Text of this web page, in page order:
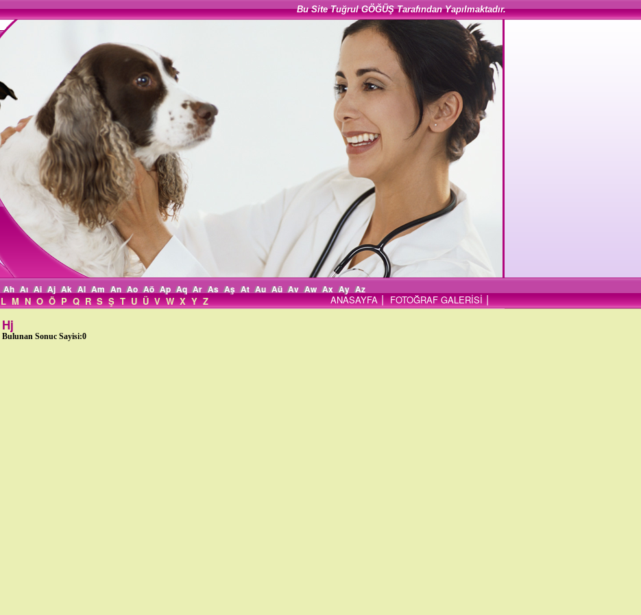
Bu Site Tuğrul GÖĞÜŞ Tarafından Yapılmaktadır.
Ah Aı Ai Aj Ak Al Am An Ao Aö Ap Aq Ar As Aş At Au Aü Av Aw Ax Ay Az
L M N O Ö P Q R S Ş T U Ü V W X Y Z ANASAYFA | FOTOĞRAF GALERİSİ |
Hj
Bulunan Sonuc Sayisi:0